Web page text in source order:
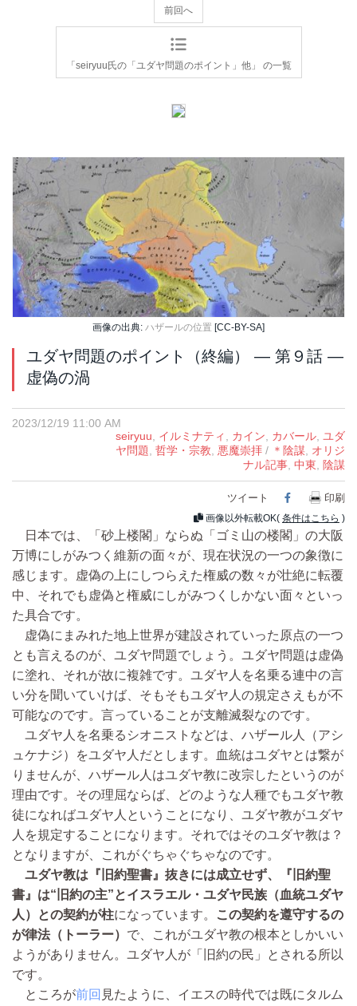
前回へ
「seiryuu氏の「ユダヤ問題のポイント」他」 の一覧
画像の出典: ハザールの位置 [CC-BY-SA]
ユダヤ問題のポイント（終編） ― 第９話 ―
虚偽の渦
2023/12/19 11:00 AM
seiryuu
イルミナティ カイン カバール ユダ
ヤ問題
哲学・宗教 悪魔崇拝 / ＊陰謀 オリジ
ナル記事 中東 陰謀
ツイート
Facebook
印刷
画像以外転載OK( 条件はこちら )
日本では、「砂上楼閣」ならぬ「ゴミ山の楼閣」の大阪
万博にしがみつく維新の面々が、現在状況の一つの象徴に
感じます。虚偽の上にしつらえた権威の数々が壮絶に転覆
中、それでも虚偽と権威にしがみつくしかない面々といっ
た具合です。
虚偽にまみれた地上世界が建設されていった原点の一つ
とも言えるのが、ユダヤ問題でしょう。ユダヤ問題は虚偽
に塗れ、それが故に複雑です。ユダヤ人を名乗る連中の言
い分を聞いていけば、そもそもユダヤ人の規定さえもが不
可能なのです。言っていることが支離滅裂なのです。
ユダヤ人を名乗るシオニストなどは、ハザール人（アシ
ュケナジ）をユダヤ人だとします。血統はユダヤとは繋が
りませんが、ハザール人はユダヤ教に改宗したというのが
理由です。その理屈ならば、どのような人種でもユダヤ教
徒になればユダヤ人ということになり、ユダヤ教がユダヤ
人を規定することになります。それではそのユダヤ教は？
となりますが、これがぐちゃぐちゃなのです。
ユダヤ教は『旧約聖書』抜きには成立せず、『旧約聖
書』は“旧約の主”とイスラエル・ユダヤ民族（血統ユダヤ
人）との契約が柱になっています。
この契約を遵守するの
が律法（トーラー） で、これがユダヤ教の根本としかいい
ようがありません。ユダヤ人が「旧約の民」とされる所以
です。
ところが前回 見たように、イエスの時代では既にタルム